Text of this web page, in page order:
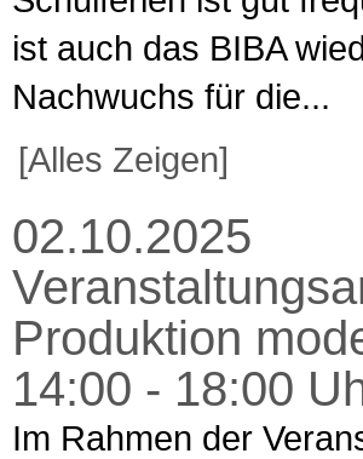
ist auch das BIBA
Nachwuchs für die...
[Alles Zeigen]
02.10.2025
Produktion
14:00 - 18:00
Im Rahmen der